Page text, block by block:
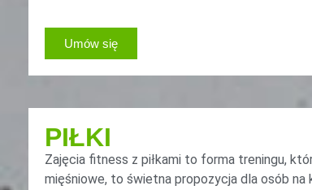
Umów się
PIŁKI
Zajęcia fitness z piłkami to forma treningu,
mięśniowe, to świetna propozycja dla osób na